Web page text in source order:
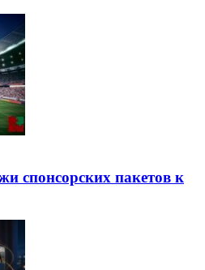
спонсорских пакетов к